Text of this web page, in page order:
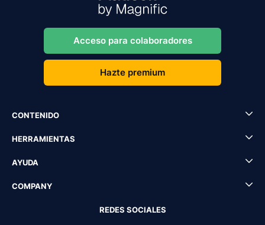
Acceso para colaboradores
Hazte premium
CONTENIDO
HERRAMIENTAS
AYUDA
COMPANY
REDES SOCIALES